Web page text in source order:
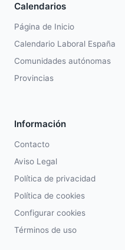
Calendarios
Página de Inicio
Calendario Laboral España
Comunidades autónomas
Provincias
Información
Contacto
Aviso Legal
Política de privacidad
Política de cookies
Configurar cookies
Términos de uso